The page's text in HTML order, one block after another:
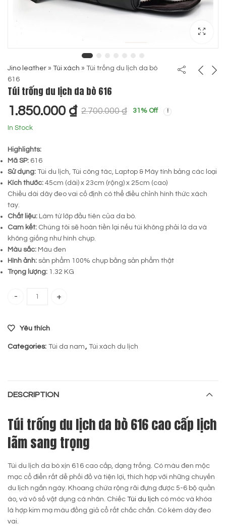
Jino leather » Túi xách » Túi trống du lịch da bò
616
Túi trống du lịch da bò 616
2.700.000₫
1.850.000 ₫ 31 % Off
In Stock
Highlights:
Mã SP: 616
Sử dụng: Túi du lịch, Túi công tác, Laptop & Máy tính bảng các loại
Kích thước: 45cm (dài) x 23cm (rộng) x 25cm (cao)
Chiều dài dây đeo vai cố định có thể điều chỉnh hình thức xách
tay.
Chất liệu: Làm từ lớp đầu tiên của da bò.
Cam kết: Chúng tôi sẽ hoàn tiền lại nếu túi không phải là da và
không giống như hình chụp.
Màu sắc: Màu đen
Hình ảnh: sản phẩm 100% chụp bằng sản phẩm thật
Trọng lượng: 1.32 KG
Túi trống du lịch da bò 616 quantity
Yêu thích
Categories: Túi da nam, Túi xách du lịch
DESCRIPTION
Túi trống du lịch da bò 616 cao cấp lịch
lãm sang trọng
Túi du lịch da bò xịn 616 cao cấp, dạng trống. Có màu đen mộc
mạc cổ điển rất dễ phối đồ và tiện lợi, thích hợp với những chuyến
du lịch ngắn ngày. Khoang chứa rộng rãi đựng được 5-6 bộ quần
áo, và vô số vật dụng cá nhân. Chiếc Túi du lịch có móc và khóa
là hợp kim mạ màu đồng giả cổ rất chắc chắn. Có kèm dây đeo
vai.